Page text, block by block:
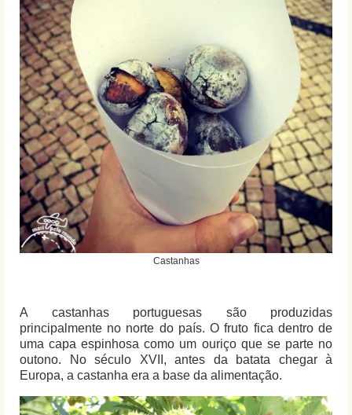
Castanhas
A castanhas portuguesas são produzidas
principalmente no norte do país. O fruto fica dentro de
uma capa espinhosa como um ouriço que se parte no
outono. No século XVII, antes da batata chegar à
Europa, a castanha era a base da alimentação.